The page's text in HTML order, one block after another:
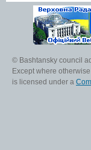
© Bashtansky council
Except where
is licensed under a